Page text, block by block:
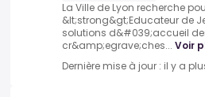
La Ville de Lyon recherche
&lt;strong&gt;Educateur de
solutions d&#039;accueil
cr&amp;egrave;ches... Voir
Dernière mise à jour : il y a